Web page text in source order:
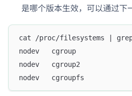
是哪个版本生效，可以通过下
cat /proc/filesystems |
nodev	cgroup
nodev	cgroup2
nodev	cgroupfs